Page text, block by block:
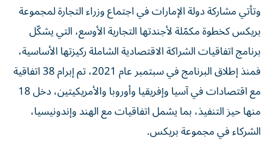
وتأتي مشاركة دولة الإمارات في اجتماع وزراء التجارة لمجموعة
بريكس كخطوة مكمّلة لأجندتها التجارية الأوسع، التي يشكّل
برنامج اتفاقيات الشراكة الاقتصادية الشاملة ركيزتها الأساسية،
فمنذ إطلاق البرنامج في سبتمبر عام 2021، تم إبرام 38 اتفاقية
مع اقتصادات في آسيا وإفريقيا وأوروبا والأمريكيتين، دخل 18
منها حيز التنفيذ، بما يشمل اتفاقيات مع الهند وإندونيسيا،
الشركاء في مجموعة بريكس.